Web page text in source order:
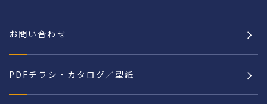
お問い合わせ
PDFチラシ・カタログ／型紙